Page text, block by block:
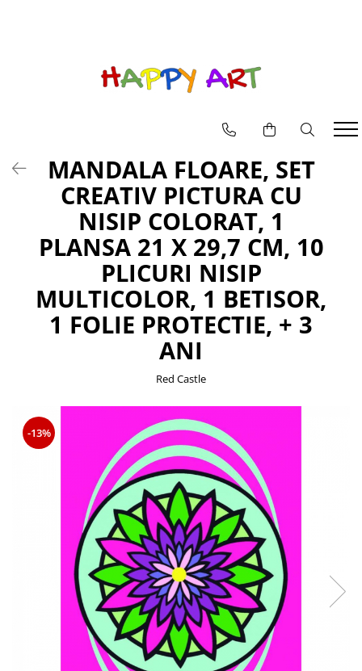
Picturi pe numere animale
Goblenuri cu diamante icoane
Puzzle 3D mecanic
INSTRUMENTE MUZICALE
MASINIMANDALA FLOARE, SET
CREATIV PICTURA CU
NISIP COLORAT, 1
PLANSA 21 X 29,7 CM, 10
PLICURI NISIP
MULTICOLOR, 1 BETISOR,
1 FOLIE PROTECTIE, + 3
ANI
Red Castle
-13%